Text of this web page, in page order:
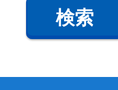
検索